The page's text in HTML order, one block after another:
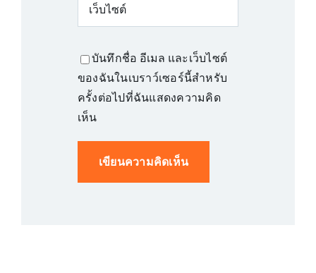
บันทึกชื่อ อีเมล และเว็บไซต์
ของฉันในเบราว์เซอร์นี้สำหรับ
ครั้งต่อไปที่ฉันแสดงความคิด
เห็น